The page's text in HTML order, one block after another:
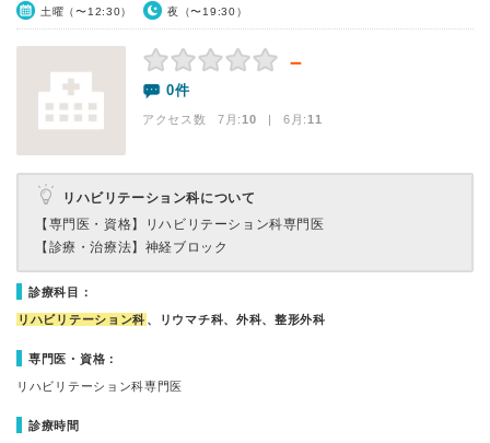
土曜（〜12:30） 夜（〜19:30）
－
0件
アクセス数 7月:10 | 6月:11
リハビリテーション科について
【専門医・資格】
リハビリテーション科専門医
【診療・治療法】 神経ブロック
診療科目：
リハビリテーション科 、リウマチ科、外科、整形外科
専門医・資格：
リハビリテーション科専門医
診療時間